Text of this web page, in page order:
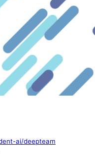
ai/deepteam